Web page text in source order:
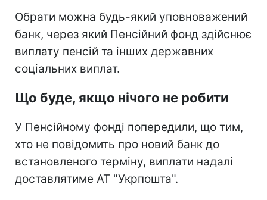
Обрати можна будь-який уповноважений
банк, через який Пенсійний фонд здійснює
виплату пенсій та інших державних
соціальних виплат.
Що буде, якщо нічого не робити
У Пенсійному фонді попередили, що тим,
хто не повідомить про новий банк до
встановленого терміну, виплати надалі
доставлятиме АТ "Укрпошта".